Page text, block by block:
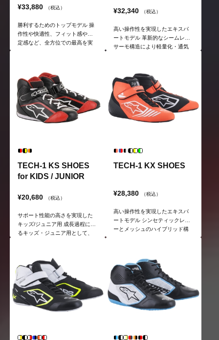
¥33,880 （税込）
勝利するためのトップモデル 操
作性や快適性、フィット感や安
定感など、全方位での最高を実
¥32,340 （税込）
高い操作性を実現したエキスパ
ートモデル 革新的なシームレス
サーモ構造により軽量化・通気
TECH-1 KS SHOES
for KIDS / JUNIOR
¥20,680 （税込）
サポート性能の高さを実現した
キッズ/ジュニア用 成長過程にあ
るキッズ・ジュニア用として、
TECH-1 KX SHOES
¥28,380 （税込）
高い操作性を実現したエキスパ
ートモデル シンセティックレザ
ーとメッシュのハイブリッド構